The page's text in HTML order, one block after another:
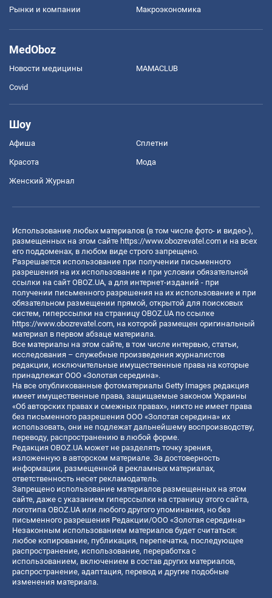
Рынки и компании Mакроэкономика
MedOboz
Новости медицины MAMACLUB
Covid
Шоу
Афиша Сплетни
Красота Мода
Женский Журнал
Использование любых материалов (в том числе фото- и видео-),
размещенных на этом сайте https://www.obozrevatel.com и на всех
его поддоменах, в любом виде строго запрещено.
Разрешается использование при получении письменного
разрешения на их использование и при условии обязательной
ссылки на сайт OBOZ.UA, а для интернет-изданий - при
получении письменного разрешения на их использование и при
обязательном размещении прямой, открытой для поисковых
систем, гиперссылки на страницу OBOZ.UA по ссылке
https://www.obozrevatel.com, на которой размещен оригинальный
материал в первом абзаце материала.
Все материалы на этом сайте, в том числе интервью, статьи,
исследования – служебные произведения журналистов
редакции, исключительные имущественные права на которые
принадлежат ООО «Золотая середина».
На все опубликованные фотоматериалы Getty Images редакция
имеет имущественные права, защищаемые законом Украины
«Об авторских правах и смежных правах», никто не имеет права
без письменного разрешения ООО «Золотая середина» их
использовать, они не подлежат дальнейшему воспроизводству,
переводу, распространению в любой форме.
Редакция OBOZ.UA может не разделять точку зрения,
изложенную в авторском материале. За достоверность
информации, размещенной в рекламных материалах,
ответственность несет рекламодатель.
Запрещено использование материалов размещенных на этом
сайте, даже с указанием гиперссылки на страницу этого сайта,
логотипа OBOZ.UA или любого другого упоминания, но без
письменного разрешения Редакции/ООО «Золотая середина»
Незаконным использованием материалов будет считаться:
любое копирование, публикация, перепечатка, последующее
распространение, использование, переработка с
использованием, включением в состав других материалов,
распространение, адаптация, перевод и другие подобные
изменения материала.